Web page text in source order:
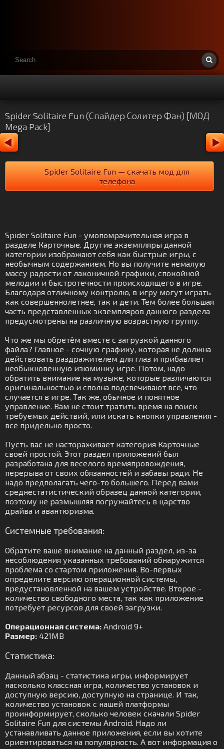
Spider Solitaire Fun (Спайдер Солитер Фан) [МОД
Mega Pack]
Spider Solitaire Fun — скачать мод для
телефона
Spider Solitaire Fun - умопомрачительная игра в
разделе Карточные. Другие экземпляры данной
категории изображают себя как быстрые игры, с
необычным содержанием. Но вы получите немалую
массу радости от лаконичной графики, спокойной
мелодии и быстротечности происходящего в игре.
Благодаря отличному контролю, в игру могут играть
как совершеннолетнее, так и дети. Тем более большая
часть представленных экземпляров данного раздела
предусмотрены на различную возрастную группу.
Что же мы обретём вместе с загрузкой данного
файла? Главное - сочную графику, которая не должна
действовать раздражителем для глаз и прибавляет
необыкновенную изюминку игре. Потом, надо
обратить внимание на музыке, которые различаются
оригинальностью и сполна подсвечивают всё, что
случается в игре. Так же, обычное и понятное
управление. Вам не стоит тратить время на поиск
требуемых действий, или искать кнопки управления -
всё придельно просто.
Пусть вас не настораживает категория Карточные
своей простой. Этот раздел приложений был
разработана для веселого времяпровождения,
перерыва от своих обязанностей и забавы ради. Не
надо предполагать чего-то большего. Перед вами
среднестатистический образец данной категории,
поэтому не размышляя погружайтесь в царство
драйва и авантюризма.
Системные требования:
Обратите ваше внимание на данный раздел, из-за
несоблюдения указанных требований обнаружится
проблема со стартом приложения. Во-первых
определите версию операционной системы,
предустановленной на вашем устройстве. Второе -
количество свободного места, так как приложение
потребует ресурсов для своей загрузки.
Операционная система: Android 9+
Размер: 421MB
Статистика:
Данный абзац - статистика игры, информирует
насколько классная игра, количество установок и
доступную версию, доступную на странице. И так,
количество установок с нашей платформы
проинформирует, сколько человек скачали Spider
Solitaire Fun для системы Android. Надо ли
устанавливать данное приложения, если вы хотите
ориентироваться на популярность. А вот информация о